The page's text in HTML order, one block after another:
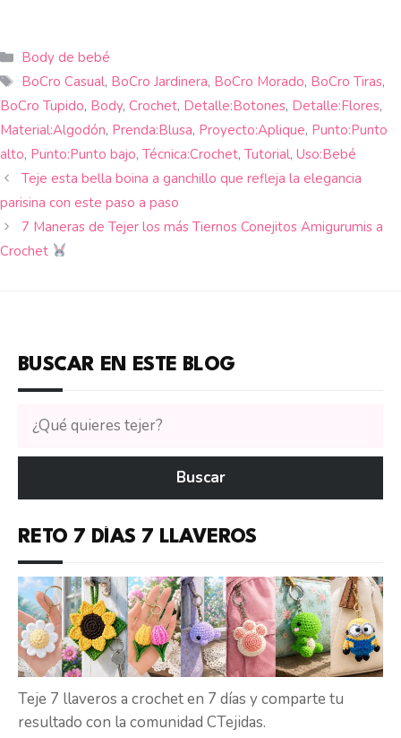
Categorías
Body de bebé
Etiquetas
BoCro Casual, BoCro Jardinera, BoCro Morado, BoCro Tiras,
BoCro Tupido, Body, Crochet, Detalle:Botones, Detalle:Flores,
Material:Algodón, Prenda:Blusa, Proyecto:Aplique, Punto:Punto
alto, Punto:Punto bajo, Técnica:Crochet, Tutorial, Uso:Bebé
Teje esta bella boina a ganchillo que refleja la elegancia
parisina con este paso a paso
7 Maneras de Tejer los más Tiernos Conejitos Amigurumis a
Crochet
BUSCAR EN ESTE BLOG
Buscar
tutoriales
en
Buscar
RETO 7 DÍAS 7 LLAVEROS
Teje 7 llaveros a crochet en 7 días y comparte tu
resultado con la comunidad CTejidas.